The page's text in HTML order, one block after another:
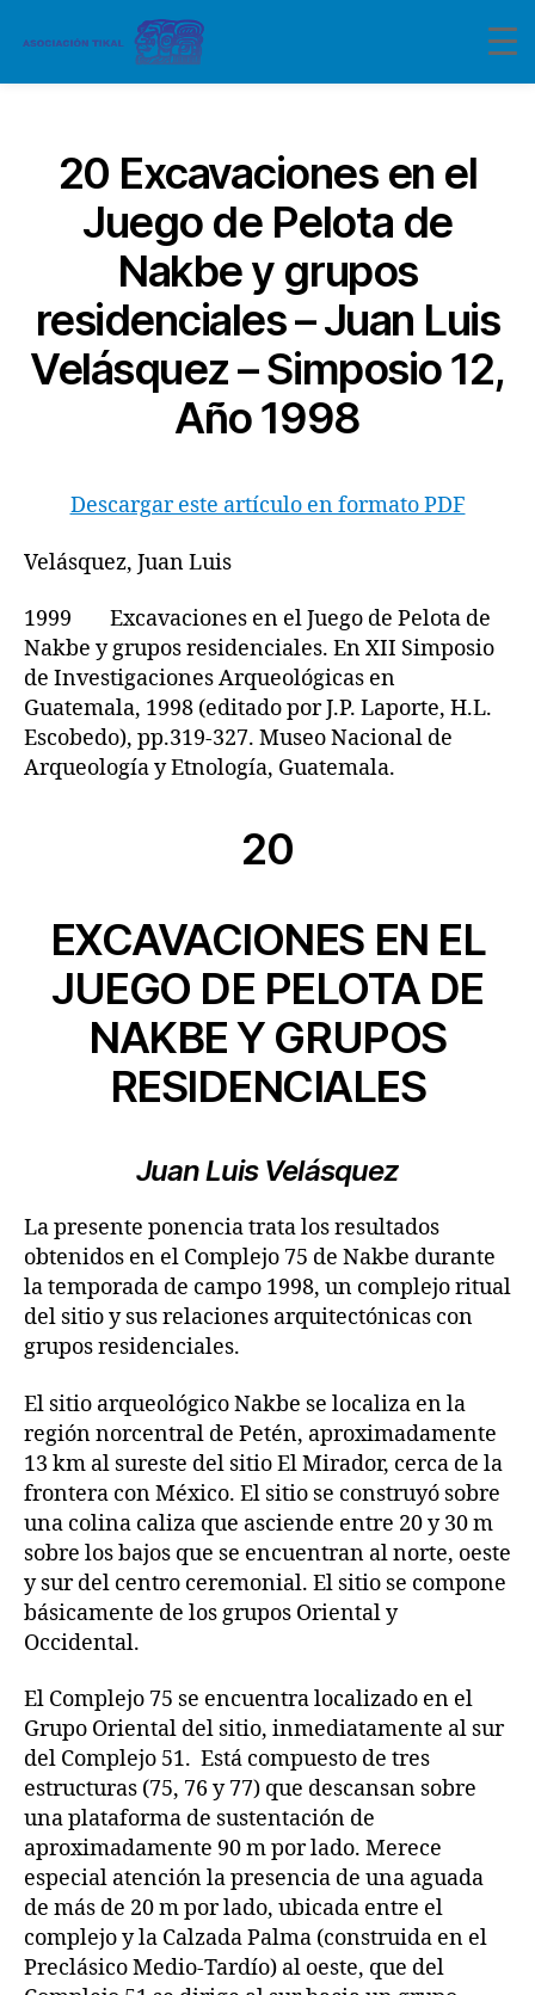
20 Excavaciones en el
Juego de Pelota de
Nakbe y grupos
residenciales – Juan Luis
Velásquez – Simposio 12,
Año 1998
Descargar este artículo en formato PDF
Velásquez, Juan Luis
1999 Excavaciones en el Juego de Pelota de
Nakbe y grupos residenciales. En XII Simposio
de Investigaciones Arqueológicas en
Guatemala, 1998 (editado por J.P. Laporte, H.L.
Escobedo), pp.319-327. Museo Nacional de
Arqueología y Etnología, Guatemala.
20
EXCAVACIONES EN EL
JUEGO DE PELOTA DE
NAKBE Y GRUPOS
RESIDENCIALES
Juan Luis Velásquez
La presente ponencia trata los resultados
obtenidos en el Complejo 75 de Nakbe durante
la temporada de campo 1998, un complejo ritual
del sitio y sus relaciones arquitectónicas con
grupos residenciales.
El sitio arqueológico Nakbe se localiza en la
región norcentral de Petén, aproximadamente
13 km al sureste del sitio El Mirador, cerca de la
frontera con México. El sitio se construyó sobre
una colina caliza que asciende entre 20 y 30 m
sobre los bajos que se encuentran al norte, oeste
y sur del centro ceremonial. El sitio se compone
básicamente de los grupos Oriental y
Occidental.
El Complejo 75 se encuentra localizado en el
Grupo Oriental del sitio, inmediatamente al sur
del Complejo 51. Está compuesto de tres
estructuras (75, 76 y 77) que descansan sobre
una plataforma de sustentación de
aproximadamente 90 m por lado. Merece
especial atención la presencia de una aguada
de más de 20 m por lado, ubicada entre el
complejo y la Calzada Palma (construida en el
Preclásico Medio-Tardío) al oeste, que del